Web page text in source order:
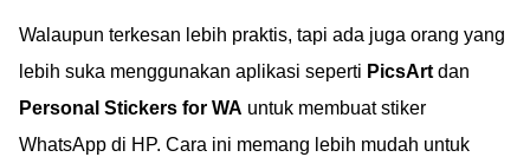
milikmu pada orang
Walaupun terkesan lebih praktis, tapi ada juga orang yang
lebih suka menggunakan aplikasi seperti PicsArt dan
Personal Stickers for WA untuk membuat stiker
WhatsApp di HP. Cara ini memang lebih mudah untuk